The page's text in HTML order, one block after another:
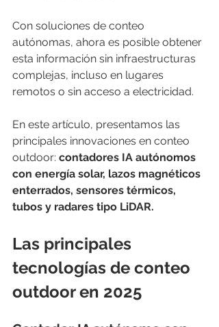
Con soluciones de conteo
autónomas, ahora es posible obtener
esta información sin infraestructuras
complejas, incluso en lugares
remotos o sin acceso a electricidad.
En este artículo, presentamos las
principales innovaciones en conteo
outdoor: contadores IA autónomos
con energía solar, lazos magnéticos
enterrados, sensores térmicos,
tubos y radares tipo LiDAR.
Las principales
tecnologías de conteo
outdoor en 2025